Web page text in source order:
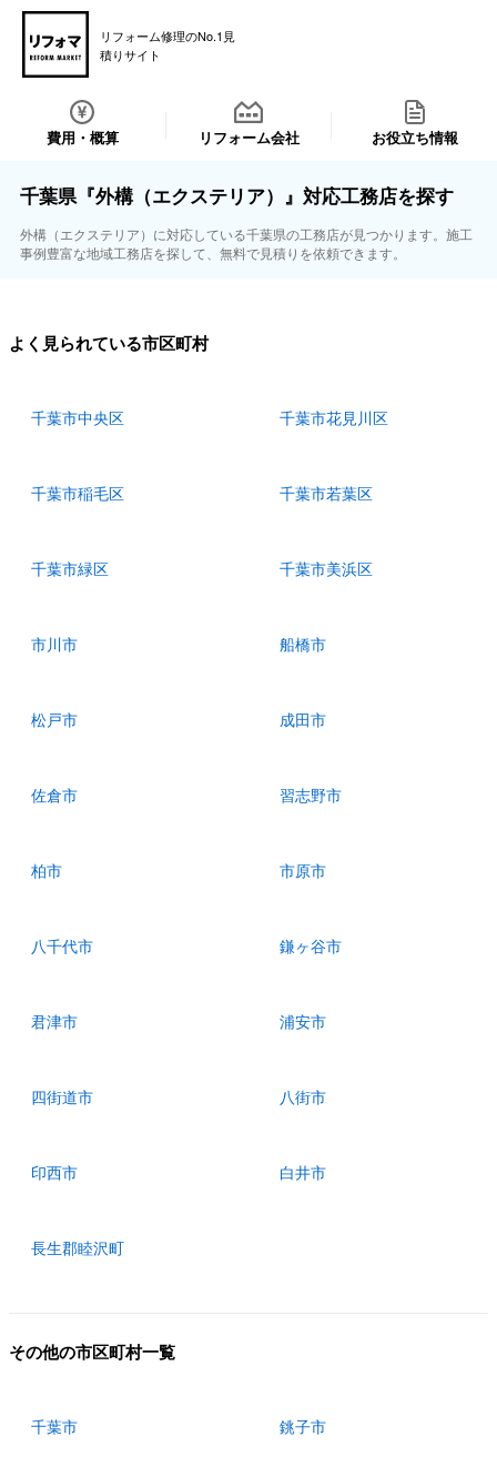
リフォーム修理のNo.1見
積りサイト
費用・概算 リフォーム会社 お役立ち情報
千葉県『外構（エクステリア）』対応工務店を探す
外構（エクステリア）に対応している千葉県の工務店が見つかります。施工
事例豊富な地域工務店を探して、無料で見積りを依頼できます。
よく見られている市区町村
千葉市中央区 千葉市花見川区
千葉市稲毛区 千葉市若葉区
千葉市緑区 千葉市美浜区
市川市 船橋市
松戸市 成田市
佐倉市 習志野市
柏市 市原市
八千代市 鎌ヶ谷市
君津市 浦安市
四街道市 八街市
印西市 白井市
長生郡睦沢町
その他の市区町村一覧
千葉市 銚子市